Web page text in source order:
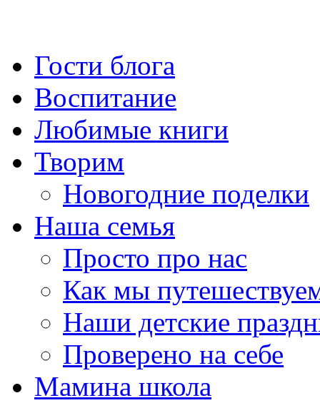
Гости блога
Воспитание
Любимые книги
Творим
Новогодние поделки
Наша семья
Просто про нас
Как мы
Наши детские
Проверено на себе
Мамина школа